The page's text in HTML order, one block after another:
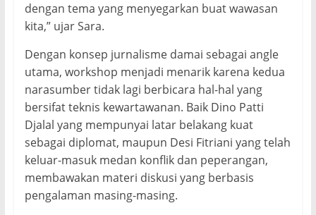
dengan tema yang menyegarkan buat wawasan
kita,” ujar Sara.
Dengan konsep jurnalisme damai sebagai angle
utama, workshop menjadi menarik karena kedua
narasumber tidak lagi berbicara hal-hal yang
bersifat teknis kewartawanan. Baik Dino Patti
Djalal yang mempunyai latar belakang kuat
sebagai diplomat, maupun Desi Fitriani yang telah
keluar-masuk medan konflik dan peperangan,
membawakan materi diskusi yang berbasis
pengalaman masing-masing.